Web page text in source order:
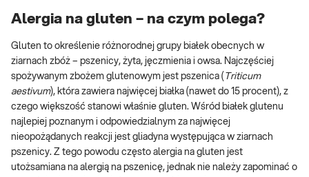
Alergia na gluten – na czym polega?
Gluten to określenie różnorodnej grupy białek obecnych w
ziarnach zbóż – pszenicy, żyta, jęczmienia i owsa. Najczęściej
spożywanym zbożem glutenowym jest pszenica ( Triticum
aestivum), która zawiera najwięcej białka (nawet do 15 procent), z
czego większość stanowi właśnie gluten. Wśród białek glutenu
najlepiej poznanym i odpowiedzialnym za najwięcej
nieopożądanych reakcji jest gliadyna występująca w ziarnach
pszenicy. Z tego powodu często alergia na gluten jest
utożsamiana na alergią na pszenicę, jednak nie należy zapominać o